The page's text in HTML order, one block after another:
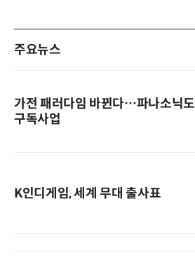
주요뉴스
가전 패러다임 바뀐다…파나소닉도
구독사업
K인디게임, 세계 무대 출사표